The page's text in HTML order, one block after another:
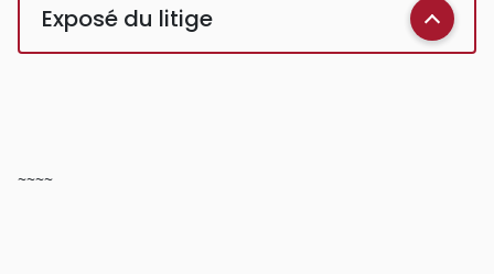
Exposé du litige
~~~~